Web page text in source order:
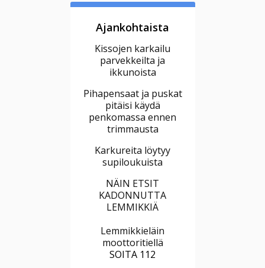
Ajankohtaista
Kissojen karkailu
parvekkeilta ja
ikkunoista
Pihapensaat ja puskat
pitäisi käydä
penkomassa ennen
trimmausta
Karkureita löytyy
supiloukuista
NÄIN ETSIT
KADONNUTTA
LEMMIKKIÄ
Lemmikkieläin
moottoritiellä
SOITA 112